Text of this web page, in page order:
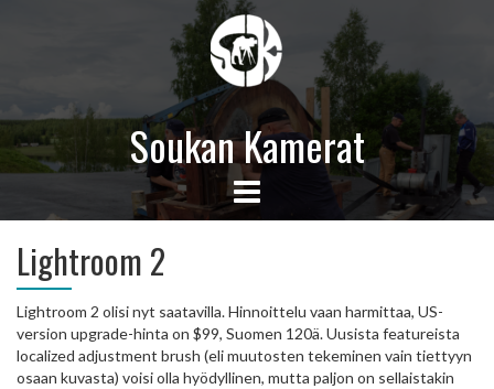
Soukan Kamerat
Lightroom 2
Lightroom 2 olisi nyt saatavilla. Hinnoittelu vaan harmittaa, US-
version upgrade-hinta on $99, Suomen 120ä. Uusista featureista
localized adjustment brush (eli muutosten tekeminen vain tiettyyn
osaan kuvasta) voisi olla hyödyllinen, mutta paljon on sellaistakin